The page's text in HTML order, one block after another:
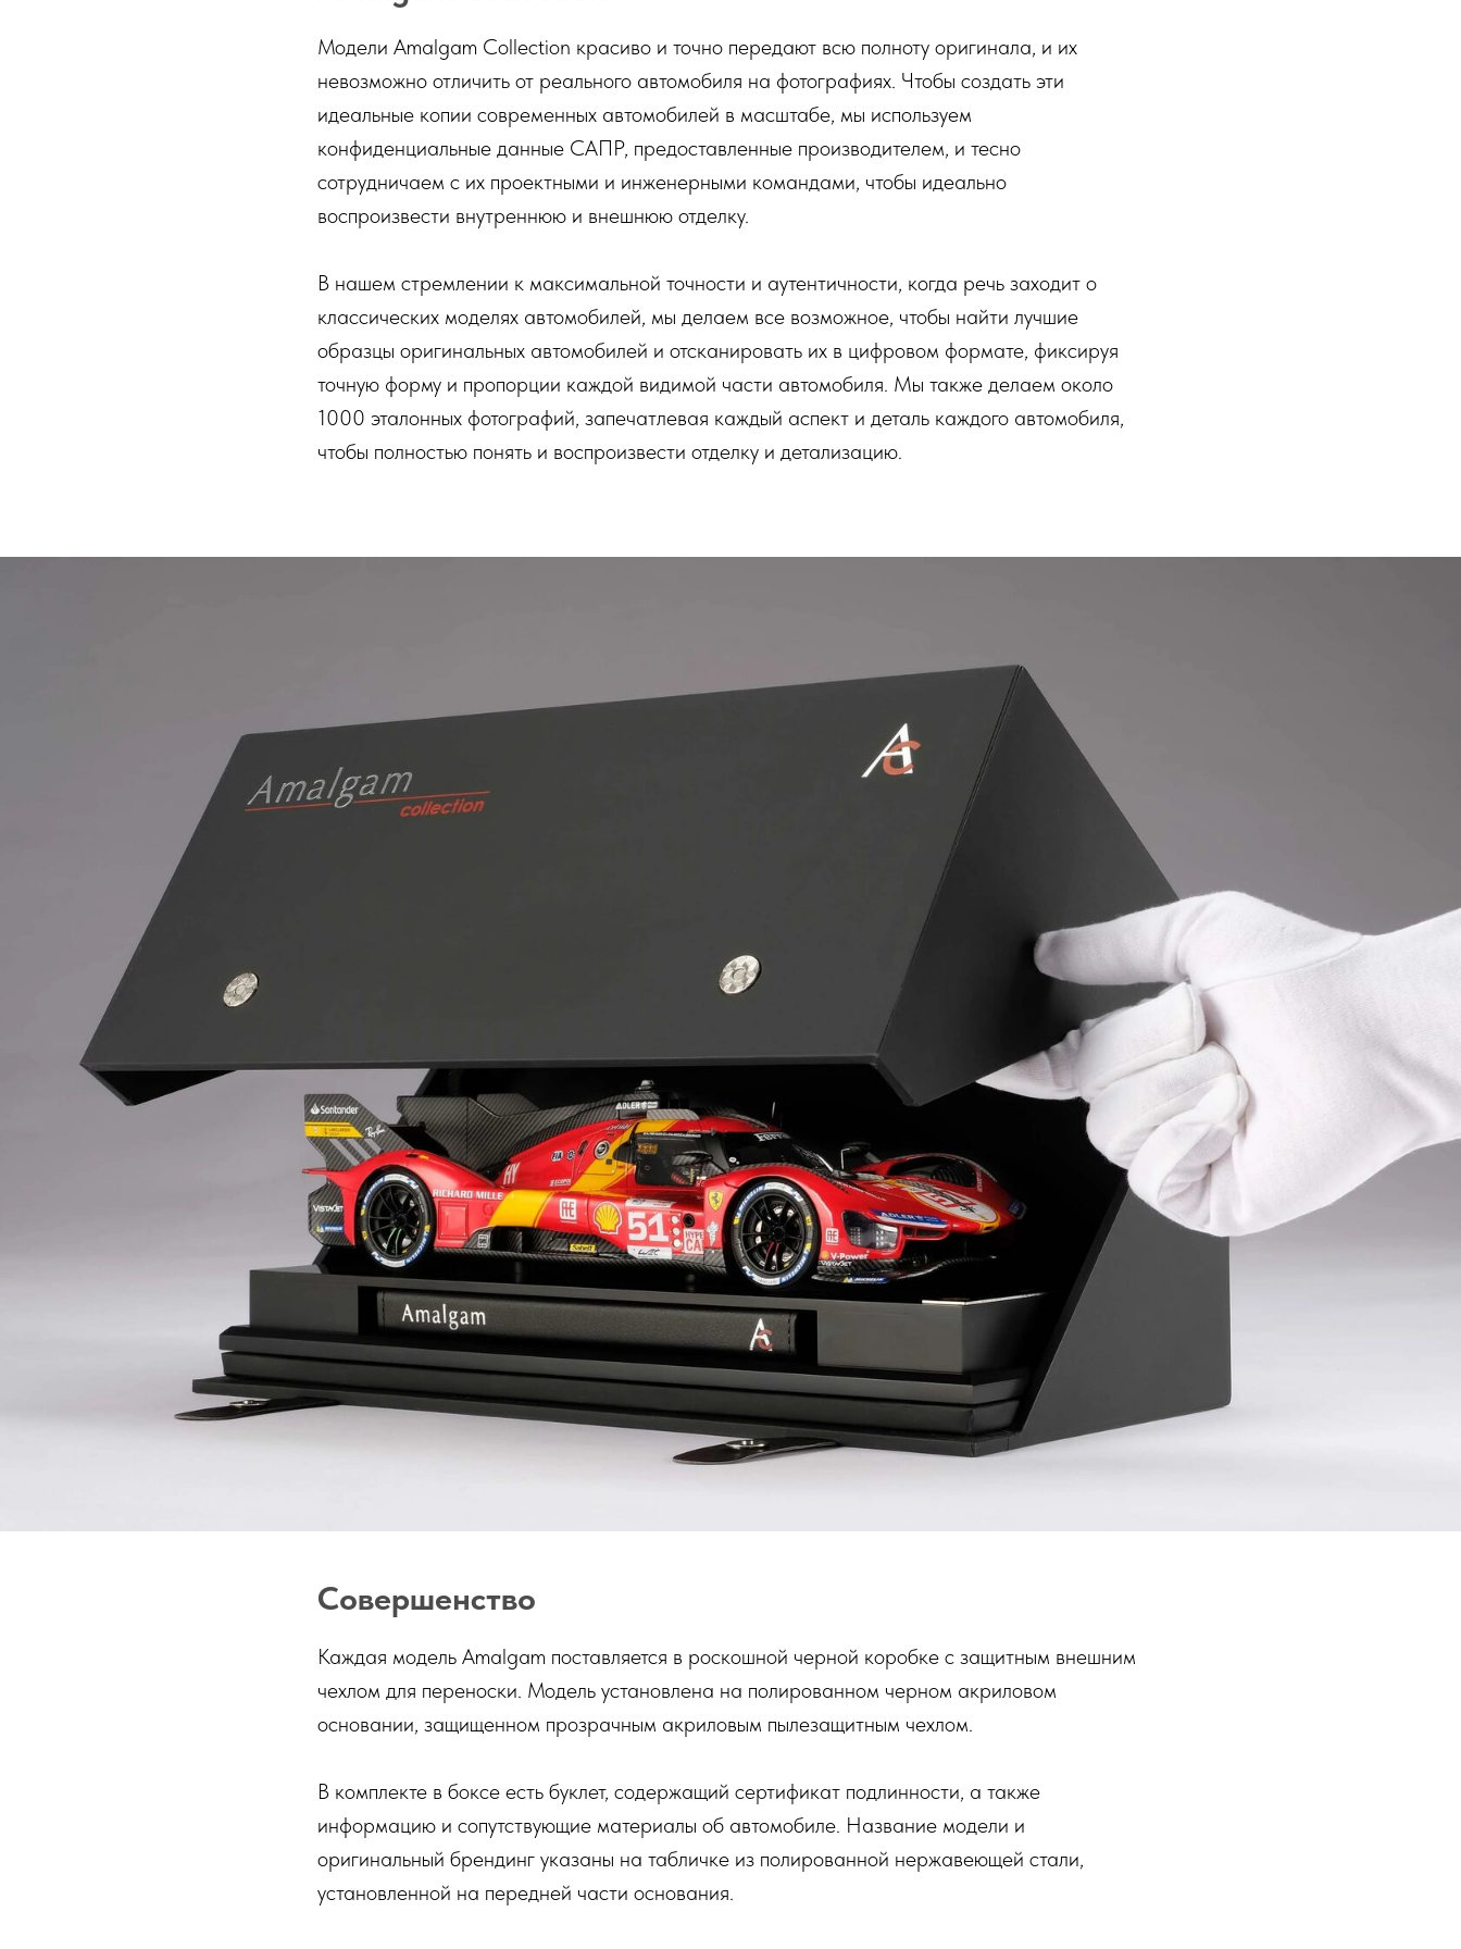
Модели Amalgam Collection красиво и точно передают всю полноту оригинала, и их
невозможно отличить от реального автомобиля на фотографиях. Чтобы создать эти
идеальные копии современных автомобилей в масштабе, мы используем
конфиденциальные данные САПР, предоставленные производителем, и тесно
сотрудничаем с их проектными и инженерными командами, чтобы идеально
воспроизвести внутреннюю и внешнюю отделку.
В нашем стремлении к максимальной точности и аутентичности, когда речь заходит о
классических моделях автомобилей, мы делаем все возможное, чтобы найти лучшие
образцы оригинальных автомобилей и отсканировать их в цифровом формате, фиксируя
точную форму и пропорции каждой видимой части автомобиля. Мы также делаем около
1000 эталонных фотографий, запечатлевая каждый аспект и деталь каждого автомобиля,
чтобы полностью понять и воспроизвести отделку и детализацию.
Совершенство
Каждая модель Amalgam поставляется в роскошной черной коробке с защитным внешним
чехлом для переноски. Модель установлена на полированном черном акриловом
основании, защищенном прозрачным акриловым пылезащитным чехлом.
В комплекте в боксе есть буклет, содержащий сертификат подлинности, а также
информацию и сопутствующие материалы об автомобиле. Название модели и
оригинальный брендинг указаны на табличке из полированной нержавеющей стали,
установленной на передней части основания.